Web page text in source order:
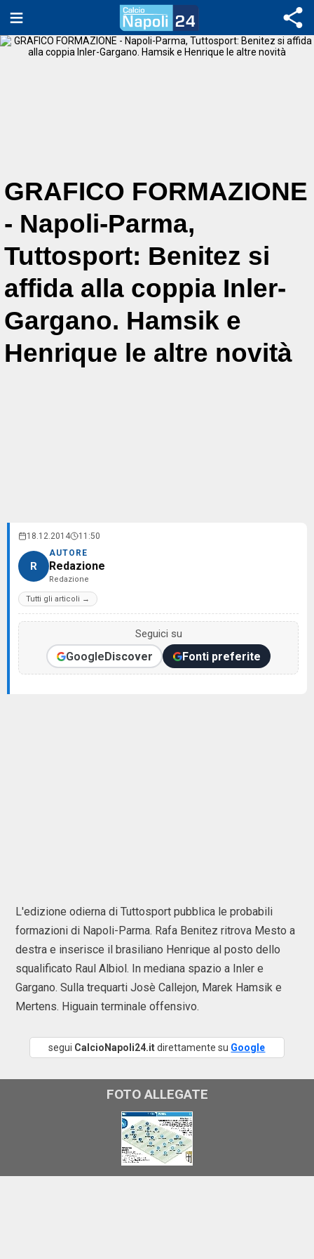
GRAFICO FORMAZIONE
- Napoli-Parma,
Tuttosport: Benitez si
affida alla coppia Inler-
Gargano. Hamsik e
Henrique le altre novità
18.12.2014 11:50
R
AUTORE
Redazione
Redazione
Tutti gli articoli →
Seguici su
GoogleDiscover Fonti preferite
L'edizione odierna di Tuttosport pubblica le probabili
formazioni di Napoli-Parma. Rafa Benitez ritrova Mesto a
destra e inserisce il brasiliano Henrique al posto dello
squalificato Raul Albiol. In mediana spazio a Inler e
Gargano. Sulla trequarti Josè Callejon, Marek Hamsik e
Mertens. Higuain terminale offensivo.
segui CalcioNapoli24.itdirettamente su Google
FOTO ALLEGATE